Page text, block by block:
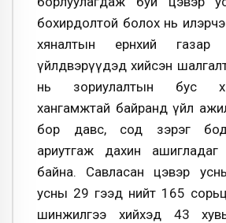
бохирдолтой болох нь
хяналтын ерөнхий
үйлдвэрүүдэд хийсэн
нь зориулалтын бус
хангамжтай байранд үйл
бор давс, сод зэрэг
ариутгаж дахин ашигладаг
байна. Савласан цэвэр
усны 29 гээд нийт 165
шинжилгээ хийхэд 43